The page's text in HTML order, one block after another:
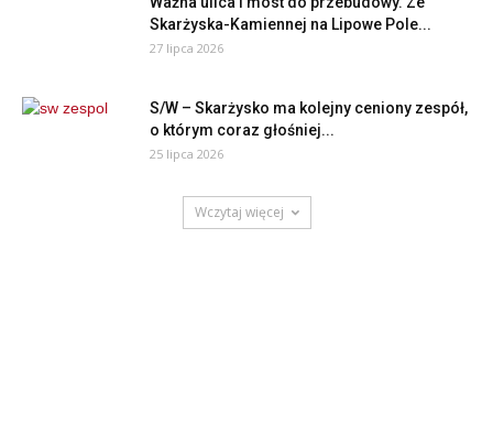
Skarżyska-Kamiennej na Lipowe Pole...
27 lipca 2026
S/W – Skarżysko ma kolejny ceniony zespół,
o którym coraz głośniej...
25 lipca 2026
Wczytaj więcej